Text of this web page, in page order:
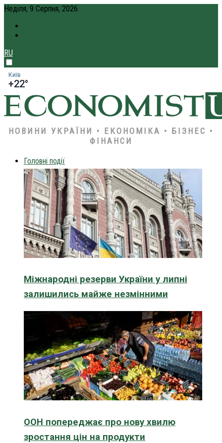
Неділя, 9 Серпня, 2026
RU
Київ
+22°
НОВИНИ УКРАЇНИ • ЕКОНОМІКА • БІЗНЕС •
ФІНАНСИ
Головні події
Міжнародні резерви України у липні
залишились майже незмінними
ООН попереджає про нову хвилю
зростання цін на продукти